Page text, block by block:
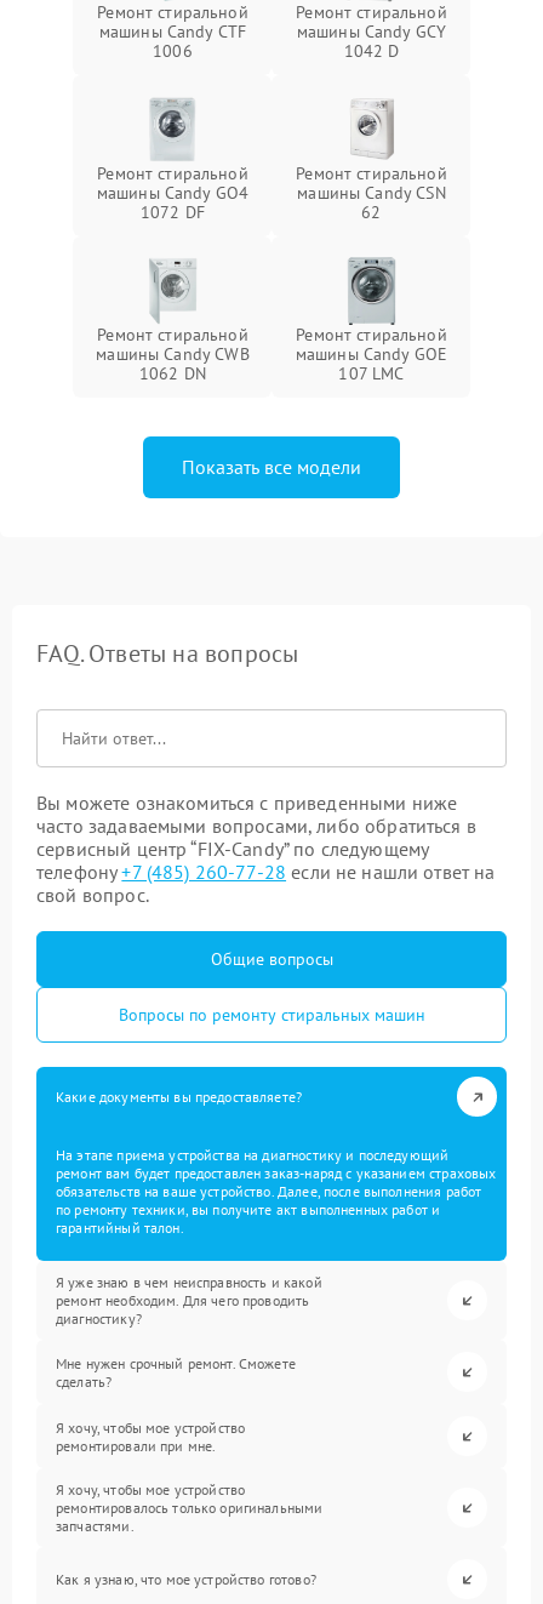
Ремонт стиральной
машины Candy CTF
1006
Ремонт стиральной
машины Candy GCY
1042 D
Ремонт стиральной
машины Candy GO4
1072 DF
Ремонт стиральной
машины Candy CSN
62
Ремонт стиральной
машины Candy CWB
1062 DN
Ремонт стиральной
машины Candy GOE
107 LMC
Показать все модели
FAQ. Ответы на вопросы
Вы можете ознакомиться с приведенными ниже
часто задаваемыми вопросами, либо обратиться в
сервисный центр “FIX-Candy” по следующему
телефону+7 (485) 260-77-28 если не нашли ответ на
свой вопрос.
Общие вопросы
Вопросы по ремонту стиральных машин
Какие документы вы предоставляете?
На этапе приема устройства на диагностику и последующий
ремонт вам будет предоставлен заказ-наряд с указанием страховых
обязательств на ваше устройство. Далее, после выполнения работ
по ремонту техники, вы получите акт выполненных работ и
гарантийный талон.
Я уже знаю в чем неисправность и какой
ремонт необходим. Для чего проводить
диагностику?
Мне нужен срочный ремонт. Сможете
сделать?
Я хочу, чтобы мое устройство
ремонтировали при мне.
Я хочу, чтобы мое устройство
ремонтировалось только оригинальными
запчастями.
Как я узнаю, что мое устройство готово?